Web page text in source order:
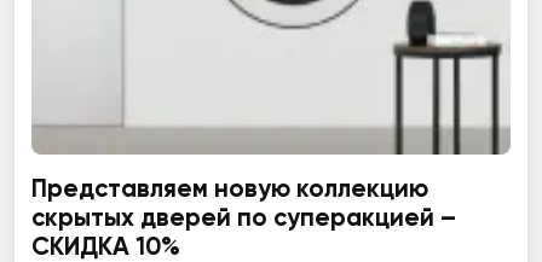
Представляем новую коллекцию
скрытых дверей по суперакцией –
СКИДКА 10%